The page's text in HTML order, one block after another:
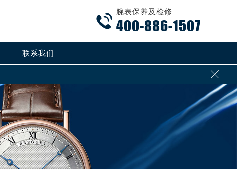

腕表保养及检修
400-886-1507
联系我们
